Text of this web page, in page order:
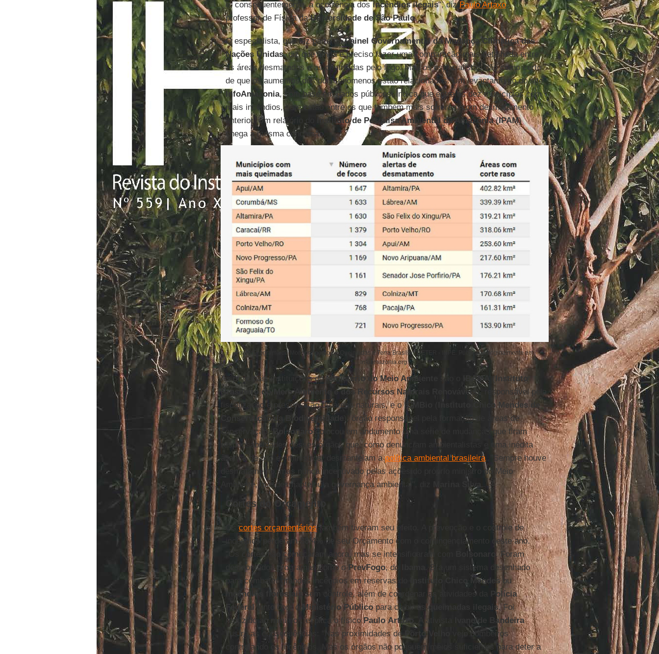
e, consequentemente, a ocorrência dosincêndios ilegais", dizPaulo Artaxo,
professor de Física daUniversidade de São Paulo.
O especialista, que fez parte doPainel Governamental da Mudança Climática das
Nações Unidas, diz que ainda é preciso fazer uma comparação mais detalhada entre
as áreas desmatadas e as destruídas pelo fogo. Mas os especialistas dão como certo
de que os aumentos dos dois fenômenos estão relacionados. Um levantamento do site
InfoAmazonia, com base em dados públicos, indica que entre os dez municípios com
mais incêndios, sete estão entre os que também mais sofreram com desmatamento
anterior.Um relatório do Instituto de Pesquisa Ambiental da Amazônia(IPAM)
chega à mesma conclusão.
Fonte: Programa de Monitoramento de Queimadas e Terra Brasilis - DETER - INPE. Publicado originalmente em
infoamazonia.org.
As principais instituições doMinistério do Meio Ambiente são o IBAMA
Instituto
Brasileiro do Meio Ambiente e dos Recursos Naturais Renováveis), responsável pela
fiscalização e preservação de áreas naturais, e oICMBio
Instituto Chico Mendes de
Conservação da Biodiversidade
), órgão responsável pela formação de áreas de
conservação.Bolsonarocolocou em andamento uma série de mudanças que tiram
responsabilidades desses órgãos que, como denunciam ambientalistas e uma inédita
aliança de oito ex-ministros, desmantelam apolítica ambiental brasileira. "Sempre houve
desmatamento, mas nunca incentivado pelas ações do próprio ministro do Meio
Ambiente, que desmantelou a governança ambiental", diz
Silva.
Cortes do Orçamento
Oscortes orçamentáriostambém tiveram seu efeito. A prevenção e o controle de
incêndios perderam 38,4% de seu Orçamento com o contingenciamento deste ano.
"Os cortes não começaram agora, mas se intensificaram com
Bolsonaro
. Foram
desmontados programas como oPrevFogo, do
. Era um sistema desenhado
para combater grandes incêndios em reservas do
Instituto Chico Mendesou
incêndios florestaissem controle, além de coordenar as atividades da
Polícia
Federaljunto com o Ministério Públicopara coibir as queimadas ilegais. Foi
reduzido ao mínimo", explica o físicoPaulo Artaxo . A ativista
Ivaneide Bandeira
ilustra as consequências: "Nas proximidades de
Porto Velho
vejo bombeiros
controlando os incêndios. Mas os órgãos não possuem meios suficientes para deter a